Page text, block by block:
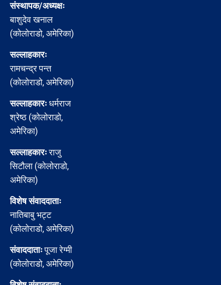
संस्थापक/अध्यक्षः
बाशुदेव खनाल
(कोलोराडो, अमेरिका)
सल्लाहकारः
रामचन्द्र पन्त
(कोलोराडो, अमेरिका)
सल्लाहकारःधर्मराज
श्रेष्ठ (कोलोराडो,
अमेरिका)
सल्लाहकारःराजु
सिटौला (कोलोराडो,
अमेरिका)
विशेष संवाददाताः
नातिबाबु भट्ट
(कोलोराडो, अमेरिका)
संवाददाताःपूजा रेग्मी
(कोलोराडो, अमेरिका)